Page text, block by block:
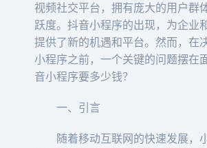
视频社交平台，拥有庞大的用户群
跃度。抖音小程序的出现，为企业
提供了新的机遇和平台。然而，在
小程序之前，一个关键的问题摆在
音小程序要多少钱？
一、引言
随着移动互联网的快速发展，